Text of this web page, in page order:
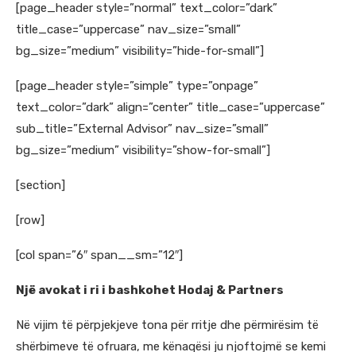
[page_header style=”normal” text_color=”dark”
title_case=”uppercase” nav_size=”small”
bg_size=”medium” visibility=”hide-for-small”]
[page_header style=”simple” type=”onpage”
text_color=”dark” align=”center” title_case=”uppercase”
sub_title=”External Advisor” nav_size=”small”
bg_size=”medium” visibility=”show-for-small”]
[section]
[row]
[col span=”6″ span__sm=”12″]
Një avokat i ri i bashkohet Hodaj & Partners
Në vijim të përpjekjeve tona për rritje dhe përmirësim të
shërbimeve të ofruara, me kënaqësi ju njoftojmë se kemi